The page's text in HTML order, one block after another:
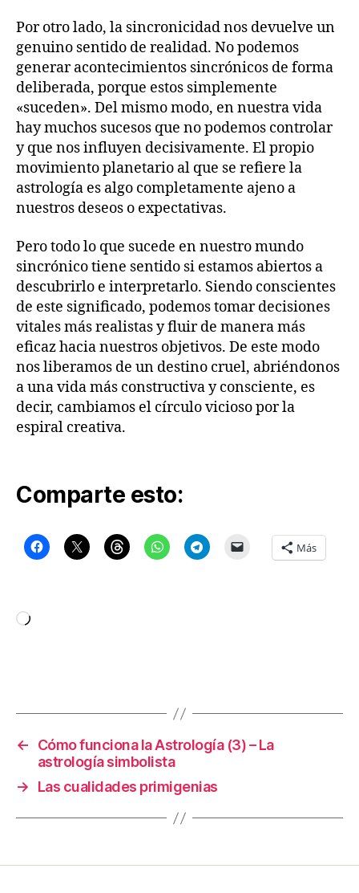
Por otro lado, la sincronicidad nos devuelve un
genuino sentido de realidad. No podemos
generar acontecimientos sincrónicos de forma
deliberada, porque estos simplemente
«suceden». Del mismo modo, en nuestra vida
hay muchos sucesos que no podemos controlar
y que nos influyen decisivamente. El propio
movimiento planetario al que se refiere la
astrología es algo completamente ajeno a
nuestros deseos o expectativas.
Pero todo lo que sucede en nuestro mundo
sincrónico tiene sentido si estamos abiertos a
descubrirlo e interpretarlo. Siendo conscientes
de este significado, podemos tomar decisiones
vitales más realistas y fluir de manera más
eficaz hacia nuestros objetivos. De este modo
nos liberamos de un destino cruel, abriéndonos
a una vida más constructiva y consciente, es
decir, cambiamos el círculo vicioso por la
espiral creativa.
Comparte esto:
Más
←
Cómo funciona la Astrología (3) – La
astrología simbolista
→
Las cualidades primigenias